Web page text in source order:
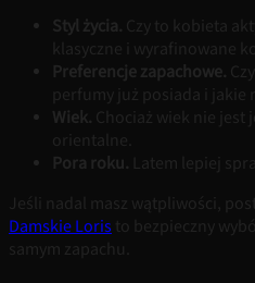
Styl życia. Czy to kobieta
klasyczne i wyrafinowane
Preferencje zapachowe.
perfumy już posiada i jakie
Wiek. Chociaż wiek nie jest
orientalne.
Pora roku. Latem lepiej
Jeśli nadal masz wątpliwości,
Damskie Loris to bezpieczny
samym zapachu.